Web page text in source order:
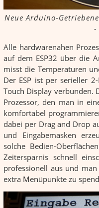
Neue Arduino-
-
Alle hardwarenahen
auf dem ESP32 über die
misst die Temperaturen
Der ESP ist per serieller
Touch Display verbunden.
Prozessor, den man in
komfortabel
dabei per Drag and Drop
und Eingabemasken
solche Bedien-
Zeitersparnis schnell
professionell aus und
extra Menüpunkte zu